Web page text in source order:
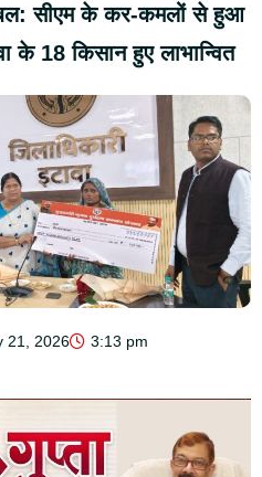
सीएम के कर-कमलों से हुआ
के 18 किसान हुए लाभान्वित
21, 2026
3:13 pm